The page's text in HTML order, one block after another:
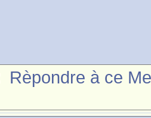
Rèpondre à ce